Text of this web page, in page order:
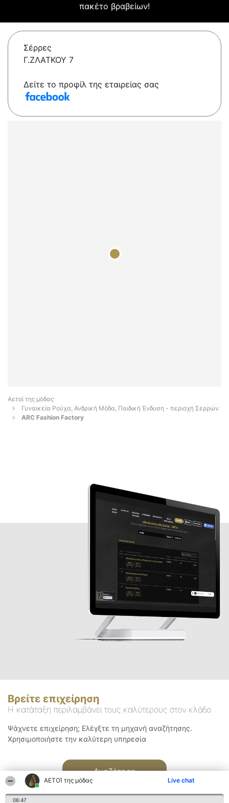
ΑΕΤΟΊ της μόδας Live chat
06:47
πακέτο βραβείων!
Σέρρες
Γ.ΖΛΑΤΚΟΥ 7
Δείτε το προφίλ της εταιρείας σας
Αετοί της μόδας
Γυναικεία Ρούχα, Ανδρική Μόδα, Παιδική Ένδυση - περιοχή Σερρών
ARC Fashion Factory
Βρείτε επιχείρηση
Η κατάταξη περιλαμβάνει τους καλύτερους στον κλάδο
Ψάχνετε επιχείρηση; Ελέγξτε τη μηχανή αναζήτησης.
Χρησιμοποιήστε την καλύτερη υπηρεσία
Αναζήτηση